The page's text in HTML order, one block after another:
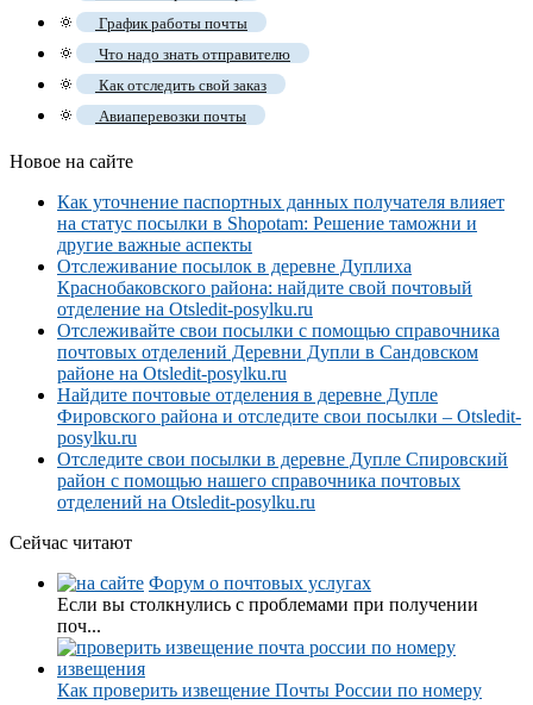
🔅 График работы почты
🔅 Что надо знать отправителю
🔅 Как отследить свой заказ
🔅 Авиаперевозки почты
Новое на сайте
Как уточнение паспортных данных получателя влияет
на статус посылки в Shopotam: Решение таможни и
другие важные аспекты
Отслеживание посылок в деревне Дуплиха
Краснобаковского района: найдите свой почтовый
отделение на Otsledit-posylku.ru
Отслеживайте свои посылки с помощью справочника
почтовых отделений Деревни Дупли в Сандовском
районе на Otsledit-posylku.ru
Найдите почтовые отделения в деревне Дупле
Фировского района и отследите свои посылки – Otsledit-
posylku.ru
Отследите свои посылки в деревне Дупле Спировский
район с помощью нашего справочника почтовых
отделений на Otsledit-posylku.ru
Сейчас читают
Форум о почтовых услугах
Если вы столкнулись с проблемами при получении
поч...
Как проверить извещение Почты России по номеру